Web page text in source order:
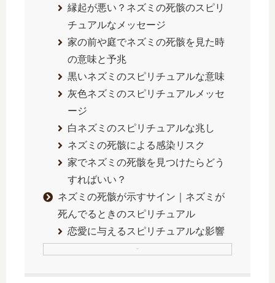
縁起が悪い？ネズミの死骸のスピリ
チュアルなメッセージ
家の前や庭でネズミの死骸を見た時
の意味と予兆
黒いネズミのスピリチュアルな意味
灰色ネズミのスピリチュアルメッセ
ージ
白ネズミのスピリチュアルな兆し
ネズミの死骸による感染リスク
家でネズミの死骸を見つけたらどう
すればいい？
ネズミの死骸が示すサイン｜ネズミが
死んでるときのスピリチュアル
恋愛に与えるスピリチュアルな影響